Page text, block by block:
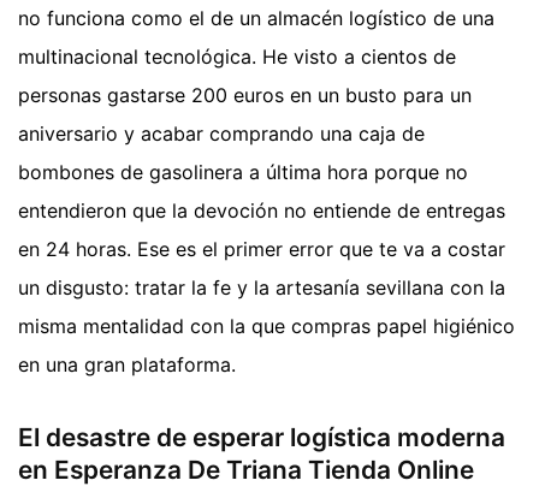
no funciona como el de un almacén logístico de una
multinacional tecnológica. He visto a cientos de
personas gastarse 200 euros en un busto para un
aniversario y acabar comprando una caja de
bombones de gasolinera a última hora porque no
entendieron que la devoción no entiende de entregas
en 24 horas. Ese es el primer error que te va a costar
un disgusto: tratar la fe y la artesanía sevillana con la
misma mentalidad con la que compras papel higiénico
en una gran plataforma.
El desastre de esperar logística moderna
en Esperanza De Triana Tienda Online